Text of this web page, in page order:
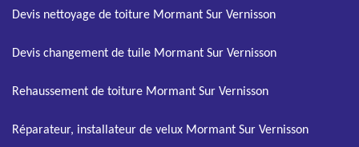
Devis nettoyage de toiture Mormant Sur Vernisson
Devis changement de tuile Mormant Sur Vernisson
Rehaussement de toiture Mormant Sur Vernisson
Réparateur, installateur de velux Mormant Sur Vernisson